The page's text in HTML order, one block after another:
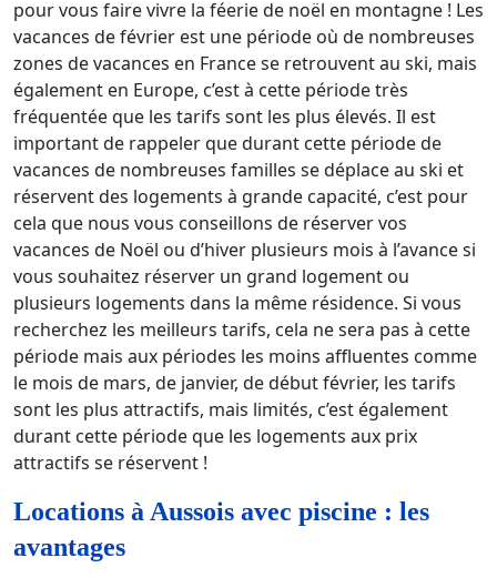
pour vous faire vivre la féerie de noël en montagne ! Les
vacances de février est une période où de nombreuses
zones de vacances en France se retrouvent au ski, mais
également en Europe, c’est à cette période très
fréquentée que les tarifs sont les plus élevés. Il est
important de rappeler que durant cette période de
vacances de nombreuses familles se déplace au ski et
réservent des logements à grande capacité, c’est pour
cela que nous vous conseillons de réserver vos
vacances de Noël ou d’hiver plusieurs mois à l’avance si
vous souhaitez réserver un grand logement ou
plusieurs logements dans la même résidence. Si vous
recherchez les meilleurs tarifs, cela ne sera pas à cette
période mais aux périodes les moins affluentes comme
le mois de mars, de janvier, de début février, les tarifs
sont les plus attractifs, mais limités, c’est également
durant cette période que les logements aux prix
attractifs se réservent !
Locations à Aussois avec piscine : les
avantages